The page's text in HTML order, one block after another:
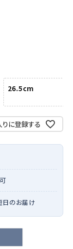
26.5cm
に登録する
日のお届け